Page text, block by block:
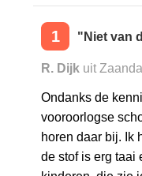
1 "Niet van
R. Dijk uit
Ondanks de
vooroorlogse
horen daar bij. Ik
de stof is erg taai